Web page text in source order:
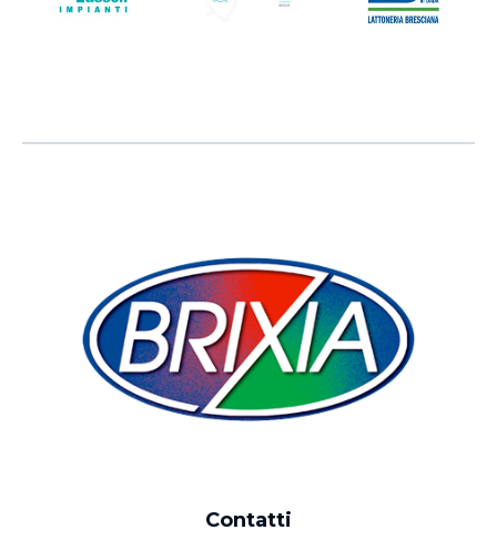
Contatti